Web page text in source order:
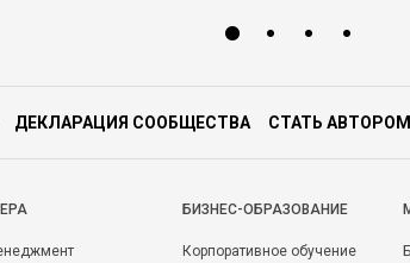
ДЕКЛАРАЦИЯ СООБЩЕСТВА СТАТЬ АВТОРОМ
БИЗНЕС-ОБРАЗОВАНИЕ
Корпоративное обучение